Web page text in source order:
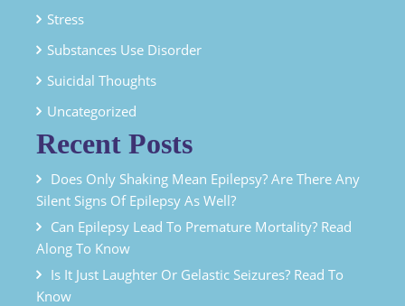
Stress
Substances Use Disorder
Suicidal Thoughts
Uncategorized
Recent Posts
Does Only Shaking Mean Epilepsy? Are There Any
Silent Signs Of Epilepsy As Well?
Can Epilepsy Lead To Premature Mortality? Read
Along To Know
Is It Just Laughter Or Gelastic Seizures? Read To
Know